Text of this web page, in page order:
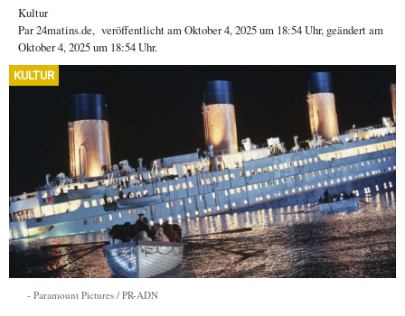
Kultur
Par24matins.de, veröffentlicht amOktober 4, 2025um 18:54 Uhr, geändert am
Oktober 4, 2025 um 18:54 Uhr.
KULTUR
Paramount Pictures / PR-ADN